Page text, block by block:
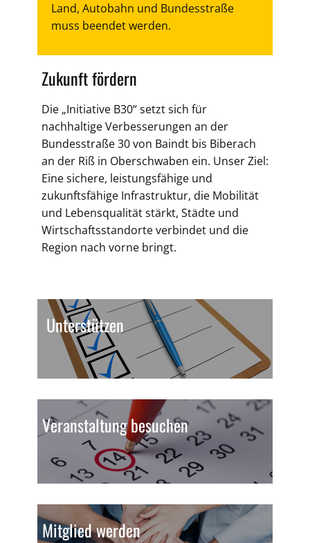
Land, Autobahn und Bundesstraße
muss beendet werden.
Zukunft fördern
Die „Initiative B30“ setzt sich für
nachhaltige Verbesserungen an der
Bundesstraße 30 von Baindt bis Biberach
an der Riß in Oberschwaben ein. Unser Ziel:
Eine sichere, leistungsfähige und
zukunftsfähige Infrastruktur, die Mobilität
und Lebensqualität stärkt, Städte und
Wirtschaftsstandorte verbindet und die
Region nach vorne bringt.
Unterstützen
Veranstaltung besuchen
Mitglied werden